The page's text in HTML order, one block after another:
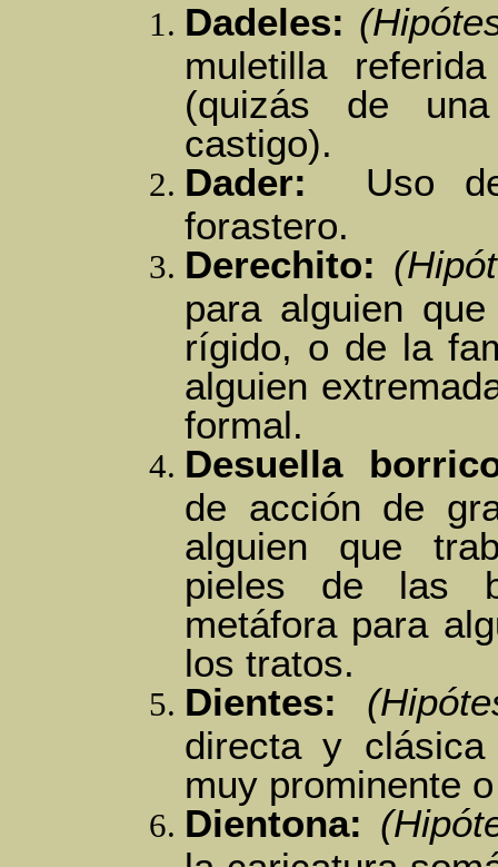
Dadeles:
muletilla
(quizás de
castigo).
Dader: Uso de
forastero.
Derechito:
para alguien
rígido, o de la
alguien
formal.
Desuella
de acción de
alguien que
pieles de las
metáfora para
los tratos.
Dientes:
directa y
muy prominente
Dientona: